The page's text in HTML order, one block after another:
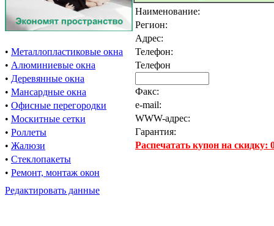
• Металлопластиковые окна
• Алюминиевые окна
• Деревянные окна
• Мансардные окна
• Офисные перегородки
• Москитные сетки
• Роллеты
• Жалюзи
• Стеклопакеты
• Ремонт, монтаж окон
Наименование:
Регион:
Адрес:
Телефон:
Телефон
Факс:
e-mail:
WWW-адрес:
Гарантия:
Распечатать купон на скидку:
Редактировать данные